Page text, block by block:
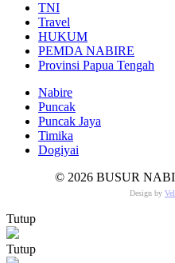
TNI
Travel
HUKUM
PEMDA NABIRE
Provinsi Papua Tengah
Nabire
Puncak
Puncak Jaya
Timika
Dogiyai
© 2026 BUSUR
Design by
Tutup
Tutup